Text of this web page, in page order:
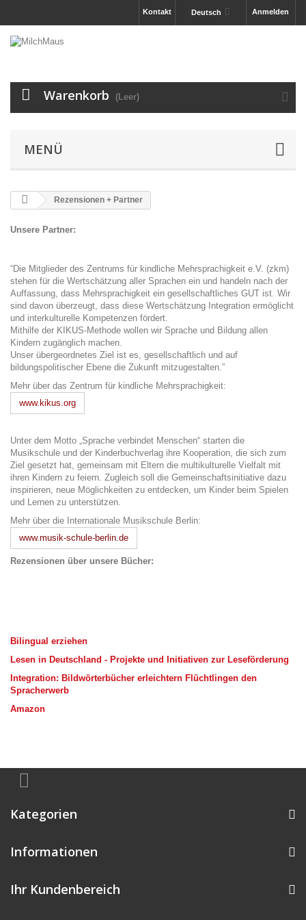
Anmelden
Deutsch
Kontakt
Warenkorb (Leer)
MENÜ
Rezensionen + Partner
Unsere Partner:
“Die Mitglieder des Zentrums für kindliche Mehrsprachigkeit e.V. (zkm)
stehen für die Wertschätzung aller Sprachen ein und handeln nach der
Auffassung, dass Mehrsprachigkeit ein gesellschaftliches GUT ist. Wir
sind davon überzeugt, dass diese Wertschätzung Integration ermöglicht
und interkulturelle Kompetenzen fördert.
Mithilfe der KIKUS-Methode wollen wir Sprache und Bildung allen
Kindern zugänglich machen.
Unser übergeordnetes Ziel ist es, gesellschaftlich und auf
bildungspolitischer Ebene die Zukunft mitzugestalten.”
Mehr über das Zentrum für kindliche Mehrsprachigkeit:
www.kikus.org
Unter dem Motto „Sprache verbindet Menschen“ starten die
Musikschule und der Kinderbuchverlag ihre Kooperation, die sich zum
Ziel gesetzt hat, gemeinsam mit Eltern die multikulturelle Vielfalt mit
ihren Kindern zu feiern. Zugleich soll die Gemeinschaftsinitiative dazu
inspirieren, neue Möglichkeiten zu entdecken, um Kinder beim Spielen
und Lernen zu unterstützen.
Mehr über die Internationale Musikschule Berlin:
www.musik-schule-berlin.de
Rezensionen über unsere Bücher:
Bilingual erziehen
Lesen in Deutschland - Projekte und Initiativen zur Leseförderung
Integration: Bildwörterbücher erleichtern Flüchtlingen den
Spracherwerb
Amazon
Kategorien
Informationen
Ihr Kundenbereich